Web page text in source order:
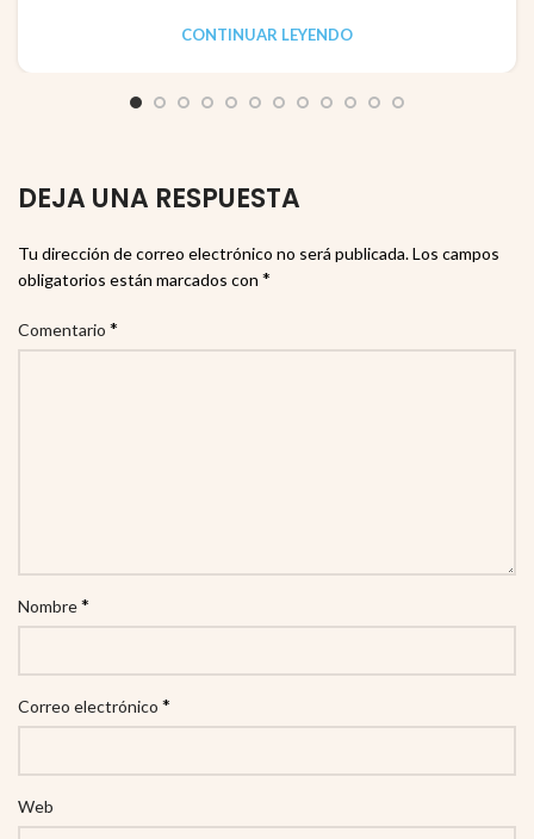
CONTINUAR LEYENDO
DEJA UNA RESPUESTA
Tu dirección de correo electrónico no será publicada.Los campos
obligatorios están marcados con *
Comentario *
Nombre*
Correo electrónico *
Web